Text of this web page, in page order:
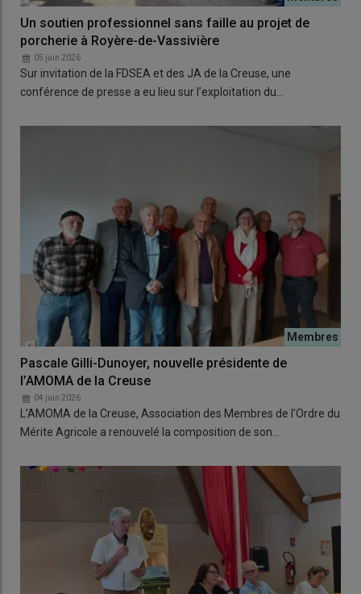
Un soutien professionnel sans faille au projet de
porcherie à Royère-de-Vassivière
05 juin 2026
Sur invitation de la FDSEA et des JA de la Creuse, une
conférence de presse a eu lieu sur l’exploitation du…
Pascale Gilli-Dunoyer, nouvelle présidente de
l’AMOMA de la Creuse
04 juin 2026
L’AMOMA de la Creuse, Association des Membres de l’Ordre du
Mérite Agricole a renouvelé la composition de son…